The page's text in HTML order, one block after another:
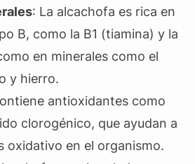
: La alcachofa es rica en
B, como la B1 (tiamina) y la
en minerales como el
y hierro.
antioxidantes como
clorogénico, que ayudan a
oxidativo en el organismo.